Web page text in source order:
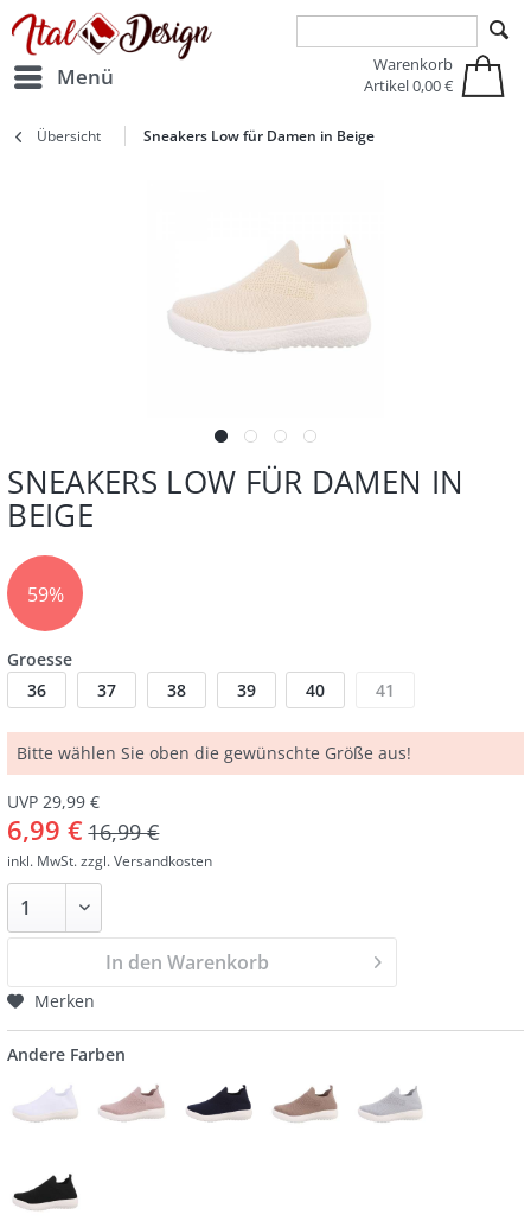
Zur Hauptnavigation springen Zum Hauptinhalt springen
Menü
Warenkorb
Artikel0,00 €
Übersicht Sneakers Low für Damen in Beige
SNEAKERS LOW FÜR DAMEN IN
BEIGE
59%
Groesse
36
37 38 39 40 41
Bitte wählen Sie oben die gewünschte Größe aus!
UVP 29,99 €
6,99 € 16,99 €
inkl. MwSt.zzgl. Versandkosten
In den Warenkorb
Merken
Andere Farben